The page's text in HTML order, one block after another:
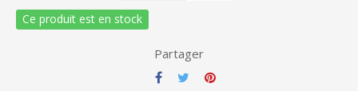
Ce produit est en stock
Partager